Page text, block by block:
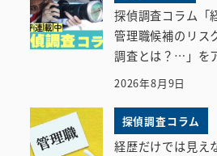
探偵調査コラム「
管理職候補のリ
調査とは？…」を
2026年8月9日
探偵調査コラム
経歴だけでは見え